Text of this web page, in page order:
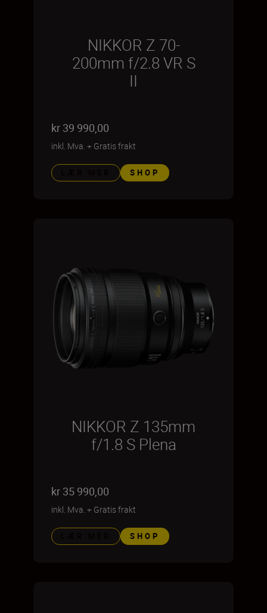
NIKKOR Z 70-
200mm f/2.8 VR S
II
kr 39 990,00
inkl. Mva. + Gratis frakt
SHOP
NIKKOR Z 135mm
f/1.8 S Plena
kr 35 990,00
inkl. Mva. + Gratis frakt
SHOP